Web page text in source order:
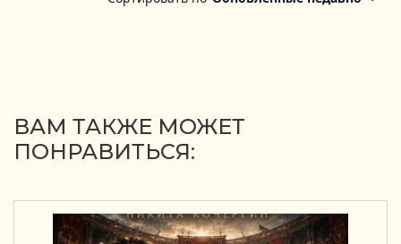
ВАМ ТАКЖЕ МОЖЕТ
ПОНРАВИТЬСЯ: